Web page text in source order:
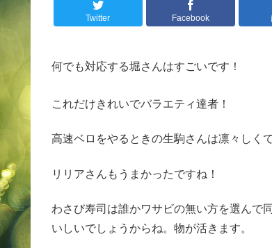
Twitter Facebook
何でも対応する堀さんはすごいです！
これだけきれいでバラエティ達者！
高速ベロをやるときの生駒さんは凛々しく
リリアさんもうまかったですね！
わさび寿司は誰かワサビの無い方を選んで
いしいでしょうからね。物が活きます。